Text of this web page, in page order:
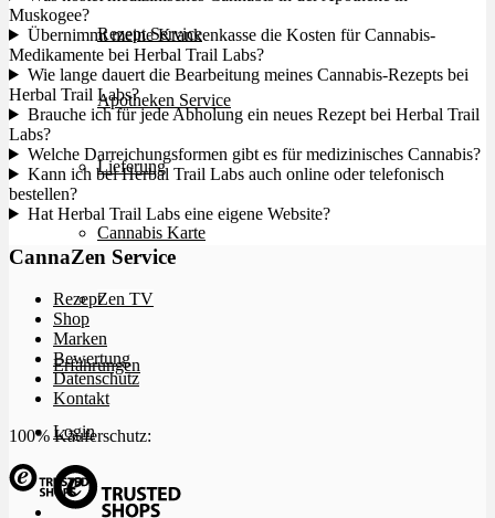
Rezept Service
Apotheken Service
Lieferung
Cannabis Karte
Zen TV
Erfahrungen
Login
Muskogee?
Übernimmt meine Krankenkasse die Kosten für Cannabis-
Medikamente bei Herbal Trail Labs?
Wie lange dauert die Bearbeitung meines Cannabis-Rezepts bei
Herbal Trail Labs?
Brauche ich für jede Abholung ein neues Rezept bei Herbal Trail
Labs?
Welche Darreichungsformen gibt es für medizinisches Cannabis?
Kann ich bei Herbal Trail Labs auch online oder telefonisch
bestellen?
Hat Herbal Trail Labs eine eigene Website?
CannaZen Service
Rezept
Shop
Marken
Bewertung
Datenschutz
Kontakt
100% Käuferschutz: